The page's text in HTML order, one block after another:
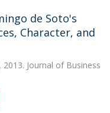
de Soto's
Character, and
2013. Journal of Business